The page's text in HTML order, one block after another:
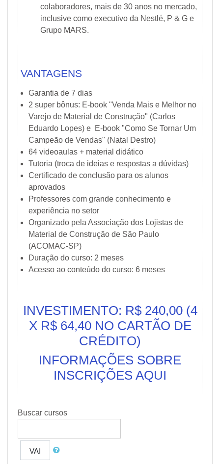
colaboradores, mais de 30 anos no mercado,
inclusive como executivo da Nestlé, P & G e
Grupo MARS.
VANTAGENS
Garantia de 7 dias
2 super bônus: E-book "Venda Mais e Melhor no
Varejo de Material de Construção" (Carlos
Eduardo Lopes) e E-book "Como Se Tornar Um
Campeão de Vendas" (Natal Destro)
64 videoaulas + material didático
Tutoria (troca de ideias e respostas a dúvidas)
Certificado de conclusão para os alunos
aprovados
Professores com grande conhecimento e
experiência no setor
Organizado pela Associação dos Lojistas de
Material de Construção de São Paulo
(ACOMAC-SP)
Duração do curso: 2 meses
Acesso ao conteúdo do curso: 6 meses
INVESTIMENTO: R$ 240,00 (4
X R$ 64,40 NO CARTÃO DE
CRÉDITO)
INFORMAÇÕES SOBRE
INSCRIÇÕES AQUI
Buscar cursos
VAI